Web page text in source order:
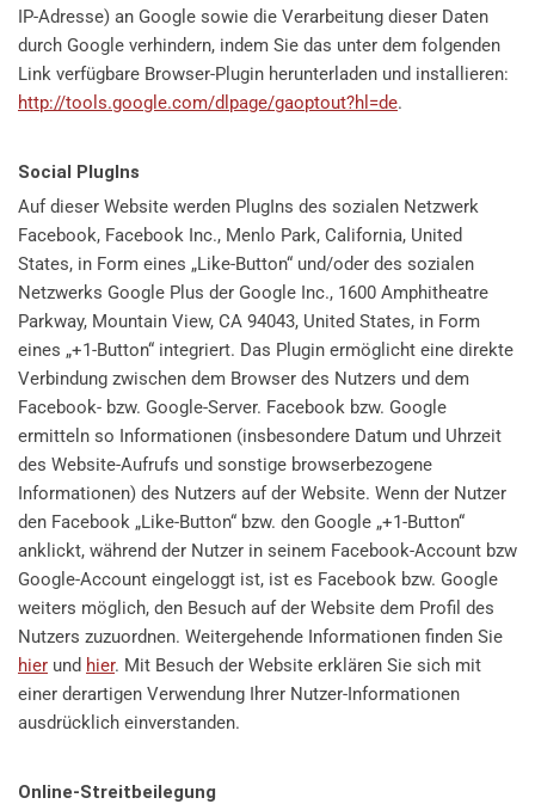
IP-Adresse) an Google sowie die Verarbeitung dieser Daten
durch Google verhindern, indem Sie das unter dem folgenden
Link verfügbare Browser-Plugin herunterladen und installieren:
http://tools.google.com/dlpage/gaoptout?hl=de.
Social PlugIns
Auf dieser Website werden PlugIns des sozialen Netzwerk
Facebook, Facebook Inc., Menlo Park, California, United
States, in Form eines „Like-Button“ und/oder des sozialen
Netzwerks Google Plus der Google Inc., 1600 Amphitheatre
Parkway, Mountain View, CA 94043, United States, in Form
eines „+1-Button“ integriert. Das Plugin ermöglicht eine direkte
Verbindung zwischen dem Browser des Nutzers und dem
Facebook- bzw. Google-Server. Facebook bzw. Google
ermitteln so Informationen (insbesondere Datum und Uhrzeit
des Website-Aufrufs und sonstige browserbezogene
Informationen) des Nutzers auf der Website. Wenn der Nutzer
den Facebook „Like-Button“ bzw. den Google „+1-Button“
anklickt, während der Nutzer in seinem Facebook-Account bzw
Google-Account eingeloggt ist, ist es Facebook bzw. Google
weiters möglich, den Besuch auf der Website dem Profil des
Nutzers zuzuordnen. Weitergehende Informationen finden Sie
hier und hier. Mit Besuch der Website erklären Sie sich mit
einer derartigen Verwendung Ihrer Nutzer-Informationen
ausdrücklich einverstanden.
Online-Streitbeilegung